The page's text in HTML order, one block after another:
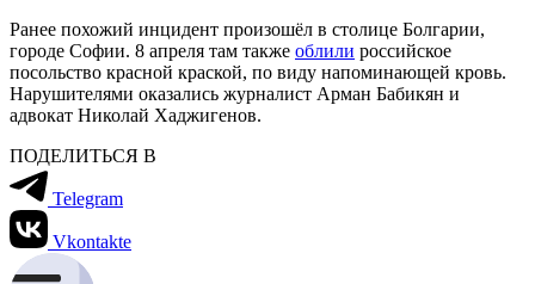
Ранее похожий инцидент произошёл в столице Болгарии,
городе Софии. 8 апреля там также облили российское
посольство красной краской, по виду напоминающей кровь.
Нарушителями оказались журналист Арман Бабикян и
адвокат Николай Хаджигенов.
ПОДЕЛИТЬСЯ В
Telegram
Vkontakte